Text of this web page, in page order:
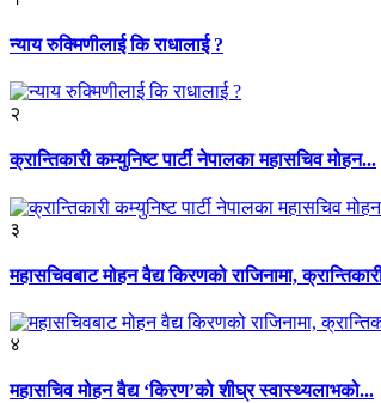
न्याय रुक्मिणीलाई कि राधालाई ?
२
क्रान्तिकारी कम्युनिष्ट पार्टी नेपालका महासचिव मोहन...
३
महासचिवबाट मोहन वैद्य किरणको राजिनामा,
४
महासचिव मोहन वैद्य ‘किरण’को शीघ्र स्वास्थ्यलाभको...